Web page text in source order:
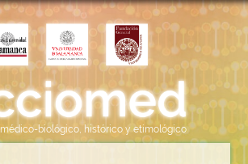
médico-biológico, histórico y etimológico